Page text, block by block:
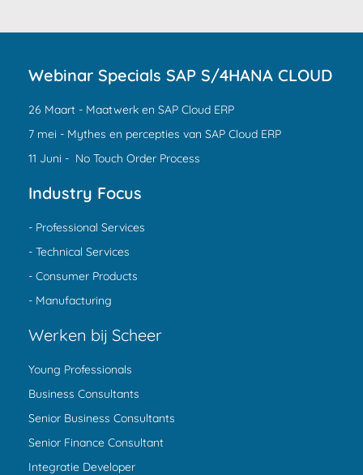
Webinar Specials SAP S/4HANA CLOUD
26 Maart - Maatwerk en SAP Cloud ERP
7 mei - Mythes en percepties van SAP Cloud ERP
11 Juni - No Touch Order Process
Industry Focus
- Professional Services
- Technical Services
- Consumer Products
- Manufacturing
Werken bij Scheer
Young Professionals
Business Consultants
Senior Business Consultants
Senior Finance Consultant
Integratie Developer